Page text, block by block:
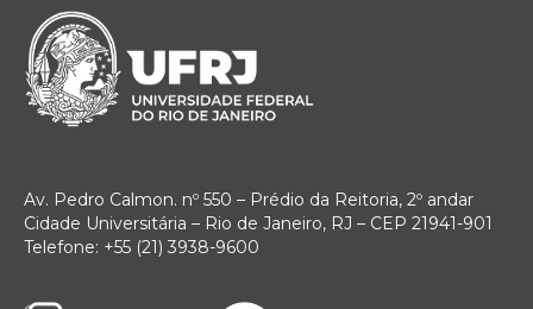
Av. Pedro Calmon. nº 550 – Prédio da Reitoria, 2º andar
Cidade Universitária – Rio de Janeiro, RJ – CEP 21941-901
Telefone: +55 (21) 3938-9600